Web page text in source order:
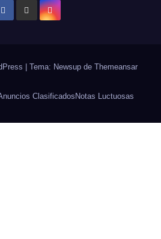
Tema: Newsup de Themeansar
ClasificadosNotas Luctuosas